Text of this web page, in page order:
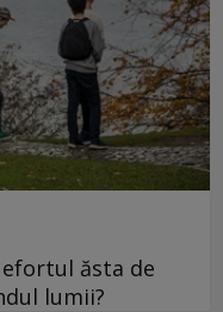
efortul ăsta de
lumii?